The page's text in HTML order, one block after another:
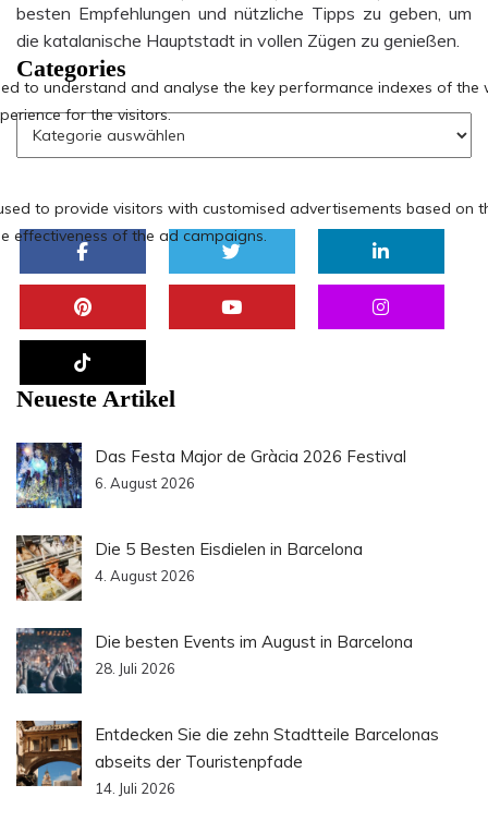
besten Empfehlungen und nützliche Tipps zu geben, um
die katalanische Hauptstadt in vollen Zügen zu genießen.
Categories
Neueste Artikel
Das Festa Major de Gràcia 2026 Festival
6. August 2026
Die 5 Besten Eisdielen in Barcelona
4. August 2026
Die besten Events im August in Barcelona
28. Juli 2026
Entdecken Sie die zehn Stadtteile Barcelonas
abseits der Touristenpfade
14. Juli 2026